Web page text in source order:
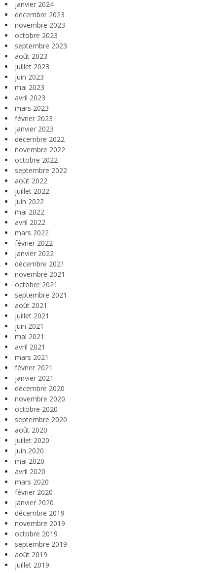
janvier 2024
décembre 2023
novembre 2023
octobre 2023
septembre 2023
août 2023
juillet 2023
juin 2023
mai 2023
avril 2023
mars 2023
février 2023
janvier 2023
décembre 2022
novembre 2022
octobre 2022
septembre 2022
août 2022
juillet 2022
juin 2022
mai 2022
avril 2022
mars 2022
février 2022
janvier 2022
décembre 2021
novembre 2021
octobre 2021
septembre 2021
août 2021
juillet 2021
juin 2021
mai 2021
avril 2021
mars 2021
février 2021
janvier 2021
décembre 2020
novembre 2020
octobre 2020
septembre 2020
août 2020
juillet 2020
juin 2020
mai 2020
avril 2020
mars 2020
février 2020
janvier 2020
décembre 2019
novembre 2019
octobre 2019
septembre 2019
août 2019
juillet 2019